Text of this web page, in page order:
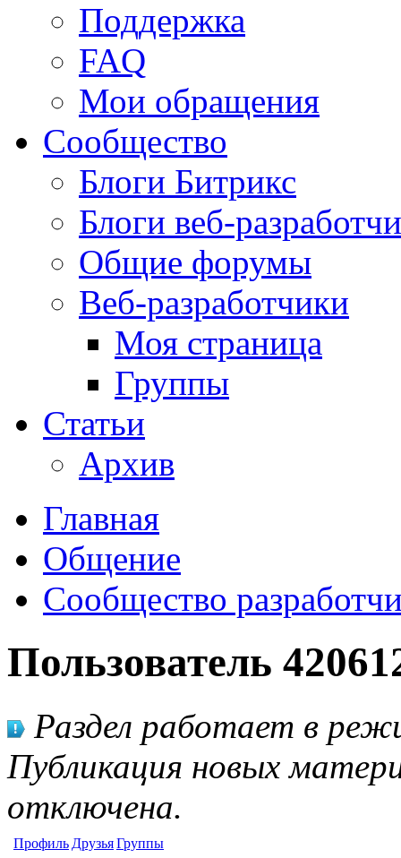
Поддержка
FAQ
Мои обращения
Сообщество
Блоги Битрикс
Блоги веб-
Общие форумы
Веб-разработчики
Моя страница
Группы
Статьи
Архив
Главная
Общение
Сообщество
Пользователь
Раздел работает в
Публикация новых
отключена.
Профиль ДрузьяГруппы